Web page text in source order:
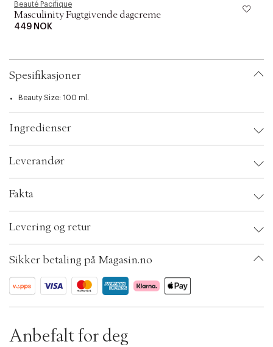
s
e
i
n
Beauté Pacifique
Masculinity Fugtgivende dagcreme
449 NOK
Spesifikasjoner
Beauty Size: 100 ml.
Ingredienser
Leverandør
Fakta
EAN: 5705676001782
ID: ADJU77-0008
Levering og retur
Sikker betaling på Magasin.no
Anbefalt for deg